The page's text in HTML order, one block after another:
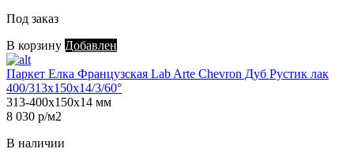
Под заказ
В корзину Добавлен
Паркет Елка Французская Lab Arte Chevron Дуб Рустик лак
400/313х150х14/3/60°
313-400х150х14 мм
8 030 р/м2
В наличии